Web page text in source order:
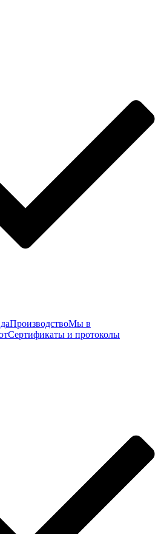
ПроизводствоМы в
Сертификаты и протоколы